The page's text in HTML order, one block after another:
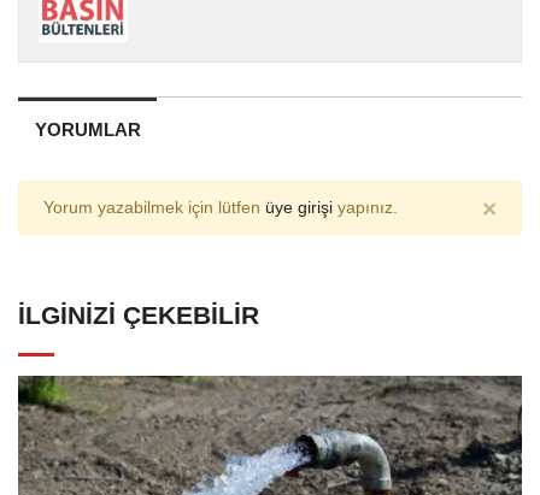
YORUMLAR
Yorum yazabilmek için lütfen üye girişi yapınız. ×
İLGINIZI ÇEKEBILIR